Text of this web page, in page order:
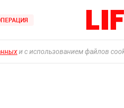
и с использованием файлов